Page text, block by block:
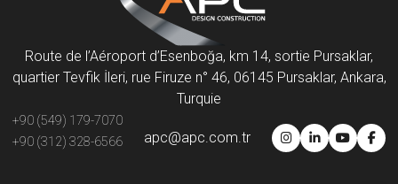
Route de l’Aéroport d’Esenboğa, km 14, sortie Pursaklar,
quartier Tevfik İleri, rue Firuze n° 46, 06145 Pursaklar, Ankara,
Turquie
+90 (549) 179-7070
+90 (312) 328-6566
apc@apc.com.tr